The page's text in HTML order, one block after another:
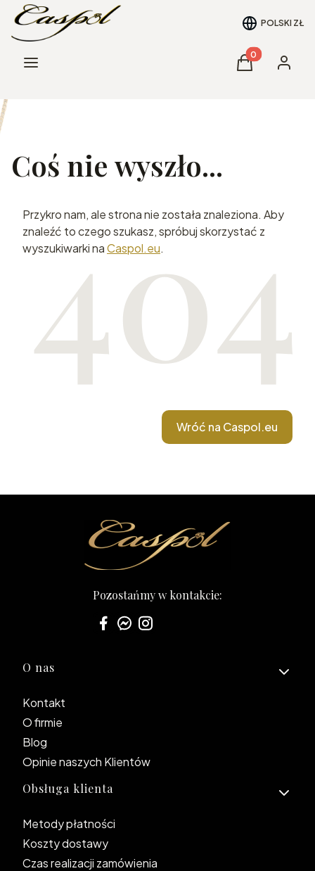
POLSKI ZŁ
Menu Produkty w
Koszyk
Coś nie wyszło...
Przykro nam, ale strona nie została znaleziona. Aby
znaleźć to czego szukasz, spróbuj skorzystać z
wyszukiwarki naCaspol.eu.
Wróć na Caspol.eu
Pozostańmy w kontakcie:
Linki w stopce
O nas
Kontakt
O firmie
Blog
Opinie naszych Klientów
Obsługa klienta
Metody płatności
Koszty dostawy
Czas realizacji zamówienia